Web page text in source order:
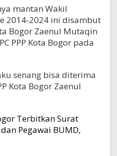
mantan Wakil
2014-2024 ini disambut
Bogor Zaenul Mutaqin
PPP Kota Bogor pada
senang bisa diterima
Kota Bogor Zaenul
Terbitkan Surat
Pegawai BUMD,